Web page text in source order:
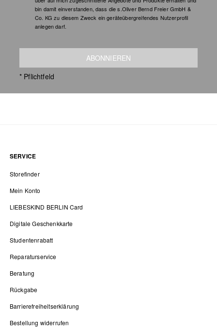
bin damit einverstanden, dass die s.Oliver Bernd Freier GmbH &
Co. KG zu diesem Zweck ein geräteübergreifendes Nutzerprofil
anlegen darf.
ABONNIEREN
* Pflichtfeld
SERVICE
Storefinder
Mein Konto
LIEBESKIND BERLIN Card
Digitale Geschenkkarte
Studentenrabatt
Reparaturservice
Beratung
Rückgabe
Barrierefreiheitserklärung
Bestellung widerrufen